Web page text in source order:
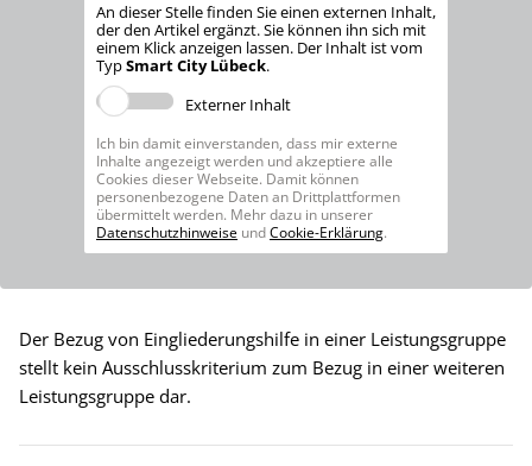
An dieser Stelle finden Sie einen externen Inhalt,
der den Artikel ergänzt. Sie können ihn sich mit
einem Klick anzeigen lassen. Der Inhalt ist vom
TypSmart City Lübeck.
Externer Inhalt
Ich bin damit einverstanden, dass mir externe
Inhalte angezeigt werden und akzeptiere alle
Cookies dieser Webseite. Damit können
personenbezogene Daten an Drittplattformen
übermittelt werden. Mehr dazu in unserer
Datenschutzhinweise undCookie-Erklärung.
Der Bezug von Eingliederungshilfe in einer Leistungsgruppe
stellt kein Ausschlusskriterium zum Bezug in einer weiteren
Leistungsgruppe dar.